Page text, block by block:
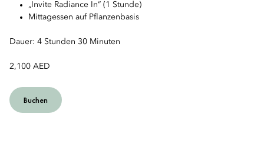
„Invite Radiance In“ (1 Stunde)
Mittagessen auf Pflanzenbasis
Dauer: 4 Stunden 30 Minuten
2,100 AED
Buchen